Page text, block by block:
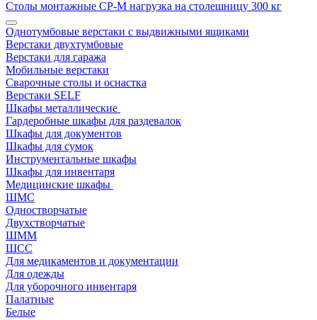
Столы монтажные СР-М нагрузка на столешницу 300 кг
Однотумбовые верстаки с выдвижными ящиками
Верстаки двухтумбовые
Верстаки для гаража
Мобильные верстаки
Сварочные столы и оснастка
Верстаки SELF
Шкафы металлические
Гардеробные шкафы для раздевалок
Шкафы для документов
Шкафы для сумок
Инструментальные шкафы
Шкафы для инвентаря
Медицинские шкафы
ШМС
Одностворчатые
Двухстворчатые
ШММ
ШСС
Для медикаментов и документации
Для одежды
Для уборочного инвентаря
Палатные
Белые